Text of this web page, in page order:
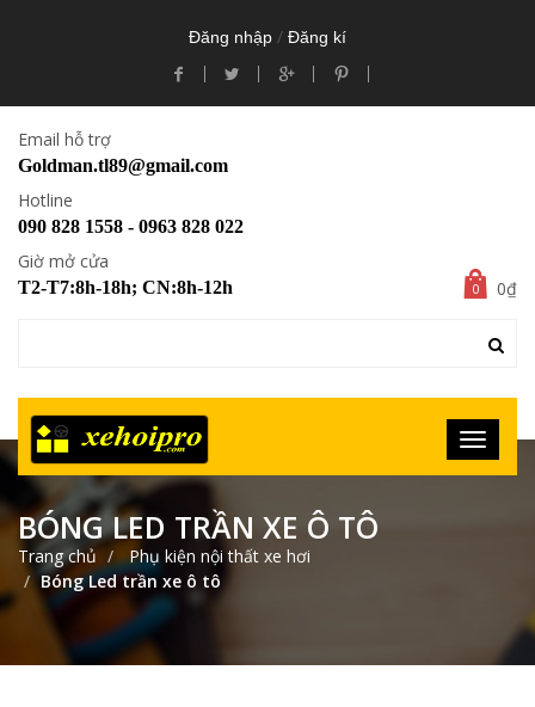
Đăng nhập / Đăng kí
Email hỗ trợ
Goldman.tl89@gmail.com
Hotline
090 828 1558 - 0963 828 022
Giờ mở cửa
T2-T7:8h-18h; CN:8h-12h 0 0₫
BÓNG LED TRẦN XE Ô TÔ
Trang chủ
Phụ kiện nội thất xe hơi
Bóng Led trần xe ô tô